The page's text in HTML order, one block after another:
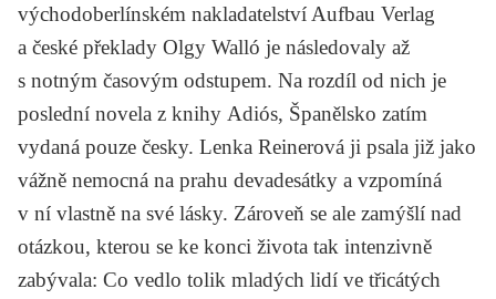
východoberlínském nakladatelství Aufbau Verlag
a české překlady Olgy Walló je následovaly až
s notným časovým odstupem. Na rozdíl od nich je
poslední novela z knihy Adiós, Španělsko zatím
vydaná pouze česky. Lenka Reinerová ji psala již jako
vážně nemocná na prahu devadesátky a vzpomíná
v ní vlastně na své lásky. Zároveň se ale zamýšlí nad
otázkou, kterou se ke konci života tak intenzivně
zabývala: Co vedlo tolik mladých lidí ve třicátých